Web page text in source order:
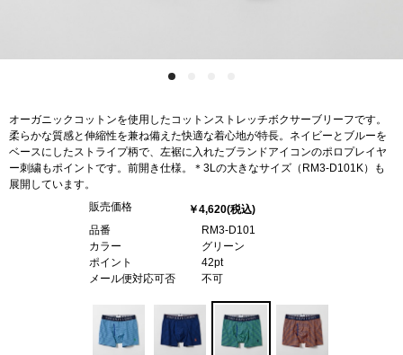
オーガニックコットンを使用したコットンストレッチボクサーブリーフです。
柔らかな質感と伸縮性を兼ね備えた快適な着心地が特長。ネイビーとブルーを
ベースにしたストライプ柄で、左裾に入れたブランドアイコンのポロプレイヤ
ー刺繍もポイントです。前開き仕様。＊3Lの大きなサイズ（RM3-D101K）も
展開しています。
販売価格
￥4,620(税込)
品番
RM3-D101
カラー
グリーン
ポイント
42pt
メール便対応可否
不可